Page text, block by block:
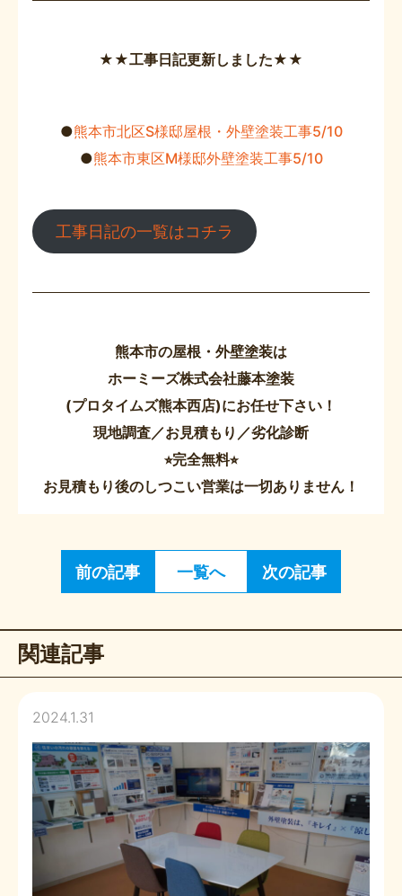
★★工事日記更新しました★★
●熊本市北区S様邸屋根・外壁塗装工事5/10
●熊本市東区M様邸外壁塗装工事5/10
工事日記の一覧はコチラ
熊本市の屋根・外壁塗装は
ホーミーズ株式会社藤本塗装
(プロタイムズ熊本西店)にお任せ下さい！
現地調査／お見積もり／劣化診断
⭐︎完全無料⭐︎
お見積もり後のしつこい営業は一切ありません！
前の記事 一覧へ 次の記事
関連記事
2024.1.31